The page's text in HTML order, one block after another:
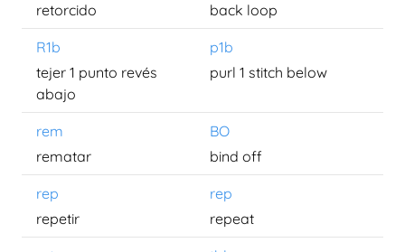
retorcido
back loop
R1b
p1b
tejer 1 punto revés
abajo
purl 1 stitch below
rem
BO
rematar
bind off
rep
rep
repetir
repeat